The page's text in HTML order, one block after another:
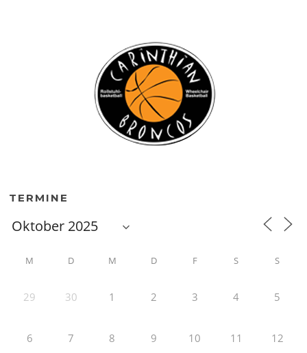
TERMINE
M D M D F S S
29 30 1 2 3 4 5
6 7 8 9 10 11 12